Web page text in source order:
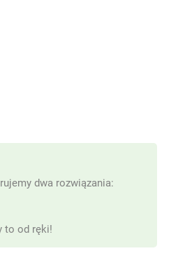
dwa rozwiązania:
to od ręki!